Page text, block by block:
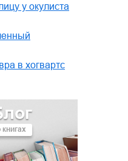
у окулиста
в хогвартс